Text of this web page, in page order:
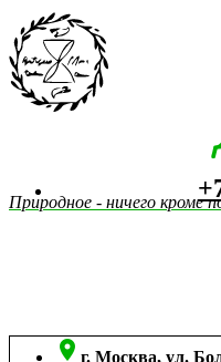
Природное - ничего кроме
 г. Москва, ул.